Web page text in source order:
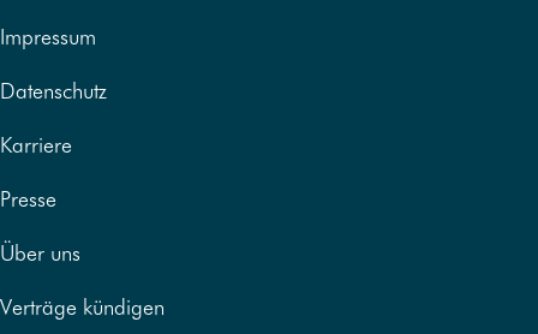
Impressum
Datenschutz
Karriere
Presse
Über uns
Verträge kündigen